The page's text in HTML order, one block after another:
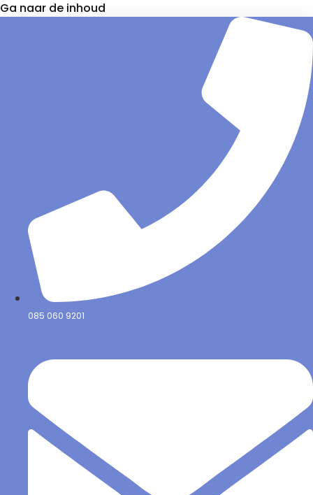
Ga naar de inhoud
085 060 9201